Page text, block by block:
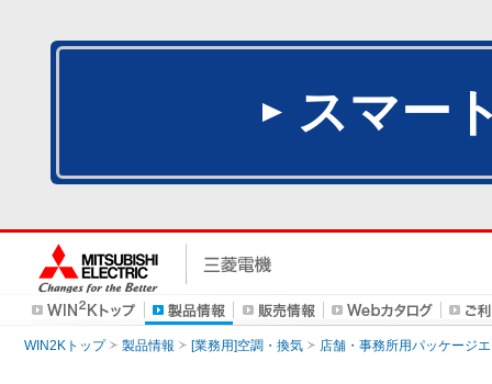
スマー
WIN2Kトップ 製品情報 [業務用]空調・換気 店舗・事務所用パッケージ